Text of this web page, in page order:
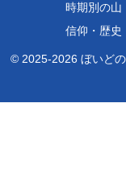
時期別の山
信仰・歴史
© 2025-2026 ぼいど